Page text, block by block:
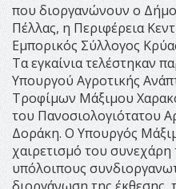
που διοργανώνουν ο
Πέλλας, η Περιφέρεια
Εμπορικός Σύλλογος
Τα εγκαίνια τελέστηκαν
Υπουργού Αγροτικής
Τροφίμων Μάξιμου
του Πανοσιολογιότατου
Δοράκη. Ο Υπουργός
χαιρετισμό του
υπόλοιπους
διοργάνωση της έκθεσης